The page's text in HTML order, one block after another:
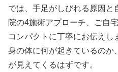
では、手足がしびれる原因と
院の4施術アプローチ、ご自
コンパクトに丁寧にお伝えし
身の体に何が起きているのか
が見えてくるはずです。